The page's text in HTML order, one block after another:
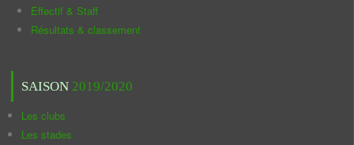
Effectif & Staff
Résultats & classement
SAISON 2019/2020
Les clubs
Les stades